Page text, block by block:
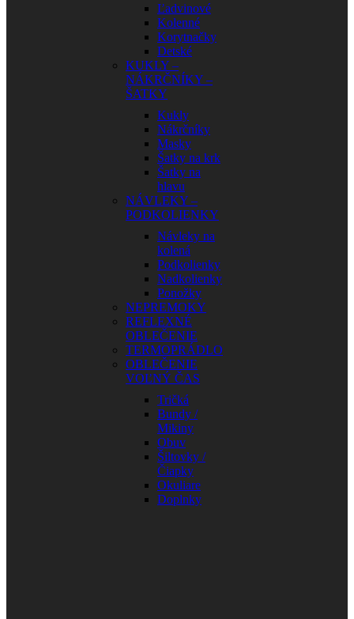
Ľadvinové
Kolenné
Korytnačky
Detské
KUKLY –
NÁKRČNÍKY –
ŠATKY
Kukly
Nákrčníky
Masky
Šatky na krk
Šatky na
hlavu
NÁVLEKY –
PODKOLIENKY
Návleky na
kolená
Podkolienky
Nadkolienky
Ponožky
NEPREMOKY
REFLEXNÉ
OBLEČENIE
TERMOPRÁDLO
OBLEČENIE
VOĽNÝ ČAS
Tričká
Bundy /
Mikiny
Obuv
Šiltovky /
Čiapky
Okuliare
Doplnky